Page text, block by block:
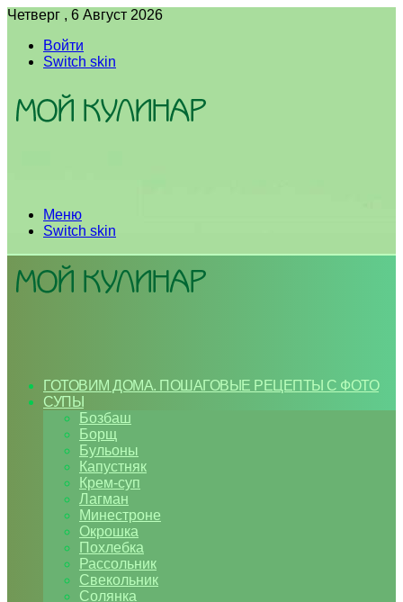
Четверг , 6 Август 2026
Войти
Switch skin
Меню
Switch skin
ГОТОВИМ ДОМА. ПОШАГОВЫЕ РЕЦЕПТЫ С ФОТО
СУПЫ
Бозбаш
Борщ
Бульоны
Капустняк
Крем-суп
Лагман
Минестроне
Окрошка
Похлебка
Рассольник
Свекольник
Солянка